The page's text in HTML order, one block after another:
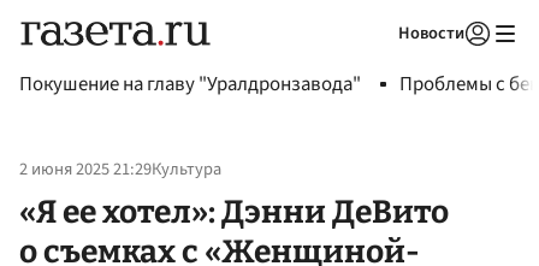
Новости
Покушение на главу "Уралдронзавода" Проблемы с
2 июня 2025 21:29Культура
«Я ее хотел»: Дэнни ДеВито
о съемках с «Женщиной-